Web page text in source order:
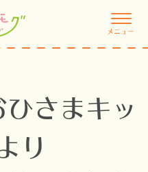
メニュー
さまキッ
り